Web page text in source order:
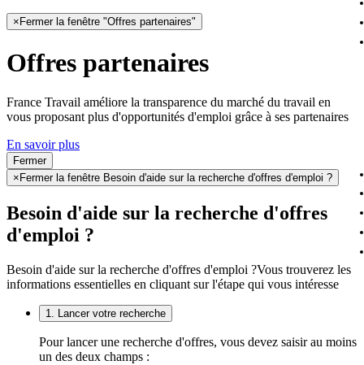
× Fermer la fenêtre "Offres partenaires"
Offres partenaires
France Travail améliore la transparence du marché du travail en
vous proposant plus d'opportunités d'emploi grâce à ses partenaires
En savoir plus
Fermer
× Fermer la fenêtre Besoin d'aide sur la recherche d'offres d'emploi ?
Besoin d'aide sur la recherche d'offres
d'emploi ?
Besoin d'aide sur la recherche d'offres d'emploi ?Vous trouverez les
informations essentielles en cliquant sur l'étape qui vous intéresse
1. Lancer votre recherche
Pour lancer une recherche d'offres, vous devez saisir au moins
un des deux champs :